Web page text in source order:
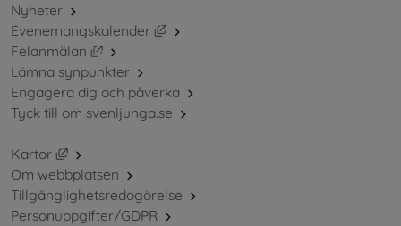
Nyheter
Evenemangskalender
Länk till annan webbplats, öppnas i
Felanmälan
Länk till annan webbplats, öppnas i nytt fönster.
Lämna synpunkter
Engagera dig och påverka
Tyck till om svenljunga.se
Kartor
Länk till annan webbplats, öppnas i nytt fönster.
Om webbplatsen
Tillgänglighetsredogörelse
Personuppgifter/GDPR